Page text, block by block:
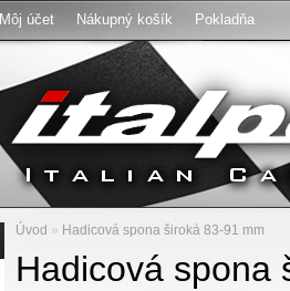
Môj účet Nákupný košík Pokladňa
Úvod » Hadicová spona široká 83-91 mm
Hadicová spona